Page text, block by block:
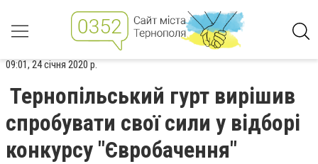
09:01, 24 січня 2020 р.
Тернопільський гурт вирішив
спробувати свої сили у відборі
конкурсу "Євробачення"